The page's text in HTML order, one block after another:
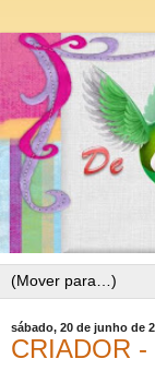
sábado, 20 de junho de
CRIADOR -